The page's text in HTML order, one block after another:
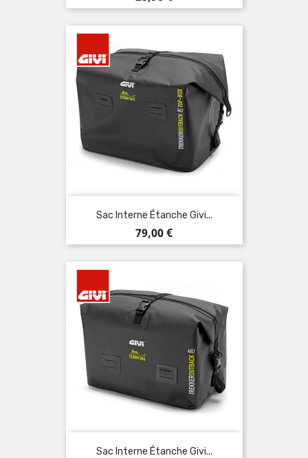
Sac Interne Étanche Givi...
Prix
79,00 €
Sac Interne Étanche Givi...